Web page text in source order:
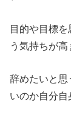
目的や目標
う気持ちが高
辞めたいと思
いのか自分自